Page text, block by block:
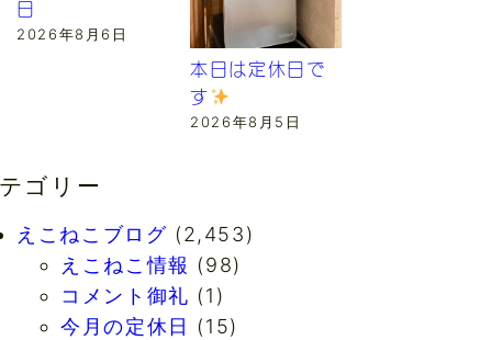
日
2026年8月6日
本日は定休日で
す
2026年8月5日
ゴリー
えこねこブログ (2,453)
えこねこ情報 (98)
コメント御礼 (1)
今月の定休日
(15)